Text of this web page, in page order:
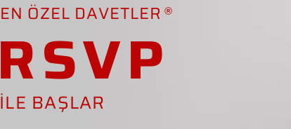
EN ÖZEL DAVETLER
RSVP
İLE BAŞLAR